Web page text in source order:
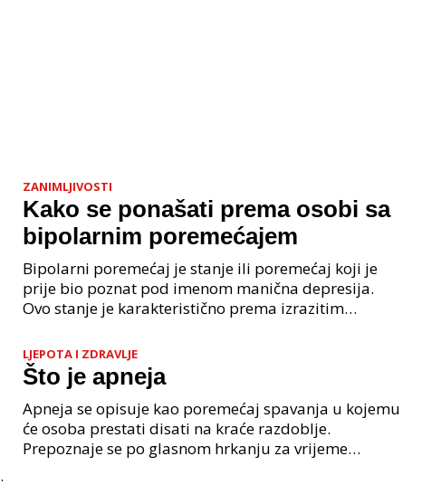
ZANIMLJIVOSTI
Kako se ponašati prema osobi sa
bipolarnim poremećajem
Bipolarni poremećaj je stanje ili poremećaj koji je
prije bio poznat pod imenom manična depresija.
Ovo stanje je karakteristično prema izrazitim
ekstr
LJEPOTA I ZDRAVLJE
Što je apneja
Apneja se opisuje kao poremećaj spavanja u kojemu
će osoba prestati disati na kraće razdoblje.
Prepoznaje se po glasnom hrkanju za vrijeme